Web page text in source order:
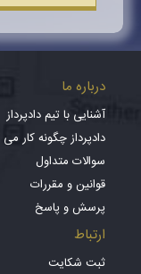
درباره ما
آشنایی با تیم دادپرداز
دادپرداز چگونه کار می
سوالات متداول
قوانین و مقررات
پرسش و پاسخ
ارتباط
ثبت شکایت